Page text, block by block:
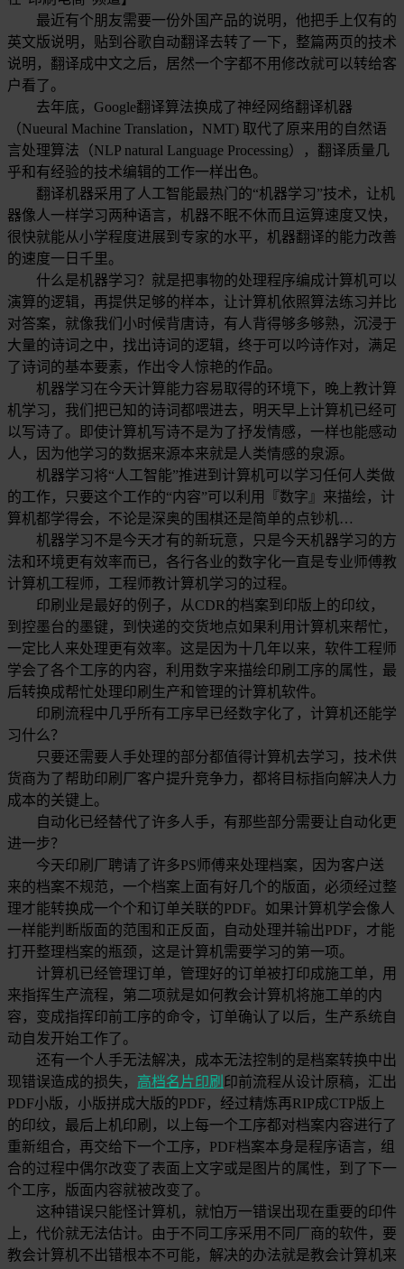
最近有个朋友需要一份外国产品的说明，他把手上仅有的
英文版说明，贴到谷歌自动翻译去转了一下，整篇两页的技术
说明，翻译成中文之后，居然一个字都不用修改就可以转给客
户看了。
去年底，Google翻译算法换成了神经网络翻译机器
（Nueural Machine Translation，NMT) 取代了原来用的自然语
言处理算法（NLP natural Language Processing），翻译质量几
乎和有经验的技术编辑的工作一样出色。
翻译机器采用了人工智能最热门的“机器学习”技术，让机
器像人一样学习两种语言，机器不眠不休而且运算速度又快，
很快就能从小学程度进展到专家的水平，机器翻译的能力改善
的速度一日千里。
什么是机器学习？就是把事物的处理程序编成计算机可以
演算的逻辑，再提供足够的样本，让计算机依照算法练习并比
对答案，就像我们小时候背唐诗，有人背得够多够熟，沉浸于
大量的诗词之中，找出诗词的逻辑，终于可以吟诗作对，满足
了诗词的基本要素，作出令人惊艳的作品。
机器学习在今天计算能力容易取得的环境下，晚上教计算
机学习，我们把已知的诗词都喂进去，明天早上计算机已经可
以写诗了。即使计算机写诗不是为了抒发情感，一样也能感动
人，因为他学习的数据来源本来就是人类情感的泉源。
机器学习将“人工智能”推进到计算机可以学习任何人类做
的工作，只要这个工作的“内容”可以利用『数字』来描绘，计
算机都学得会，不论是深奥的围棋还是简单的点钞机…
机器学习不是今天才有的新玩意，只是今天机器学习的方
法和环境更有效率而已，各行各业的数字化一直是专业师傅教
计算机工程师，工程师教计算机学习的过程。
印刷业是最好的例子，从CDR的档案到印版上的印纹，
到控墨台的墨键，到快递的交货地点如果利用计算机来帮忙，
一定比人来处理更有效率。这是因为十几年以来，软件工程师
学会了各个工序的内容，利用数字来描绘印刷工序的属性，最
后转换成帮忙处理印刷生产和管理的计算机软件。
印刷流程中几乎所有工序早已经数字化了，计算机还能学
习什么？
只要还需要人手处理的部分都值得计算机去学习，技术供
货商为了帮助印刷厂客户提升竞争力，都将目标指向解决人力
成本的关键上。
自动化已经替代了许多人手，有那些部分需要让自动化更
进一步？
今天印刷厂聘请了许多PS师傅来处理档案，因为客户送
来的档案不规范，一个档案上面有好几个的版面，必须经过整
理才能转换成一个个和订单关联的PDF。如果计算机学会像人
一样能判断版面的范围和正反面，自动处理并输出PDF，才能
打开整理档案的瓶颈，这是计算机需要学习的第一项。
计算机已经管理订单，管理好的订单被打印成施工单，用
来指挥生产流程，第二项就是如何教会计算机将施工单的内
容，变成指挥印前工序的命令，订单确认了以后，生产系统自
动自发开始工作了。
还有一个人手无法解决，成本无法控制的是档案转换中出
现错误造成的损失， 高档名片印刷 印前流程从设计原稿，汇出
PDF小版，小版拼成大版的PDF，经过精炼再RIP成CTP版上
的印纹，最后上机印刷，以上每一个工序都对档案内容进行了
重新组合，再交给下一个工序，PDF档案本身是程序语言，组
合的过程中偶尔改变了表面上文字或是图片的属性，到了下一
个工序，版面内容就被改变了。
这种错误只能怪计算机，就怕万一错误出现在重要的印件
上，代价就无法估计。由于不同工序采用不同厂商的软件，要
教会计算机不出错根本不可能，解决的办法就是教会计算机来